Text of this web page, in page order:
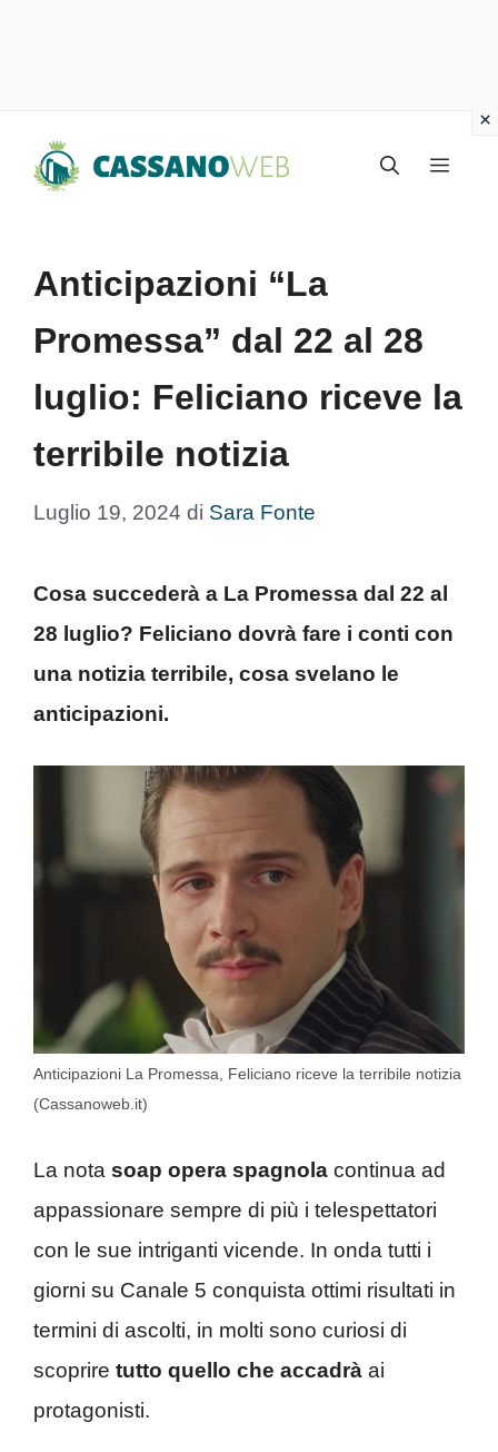
Menu
Anticipazioni “La
Promessa” dal 22 al 28
luglio: Feliciano riceve la
terribile notizia
Luglio 19, 2024 di Sara Fonte
Cosa succederà a La Promessa dal 22 al
28 luglio? Feliciano dovrà fare i conti con
una notizia terribile, cosa svelano le
anticipazioni.
Anticipazioni La Promessa, Feliciano riceve la terribile notizia
(Cassanoweb.it)
La nota soap opera spagnola continua ad
appassionare sempre di più i telespettatori
con le sue intriganti vicende. In onda tutti i
giorni su Canale 5 conquista ottimi risultati in
termini di ascolti, in molti sono curiosi di
scoprire tutto quello che accadrà ai
protagonisti.